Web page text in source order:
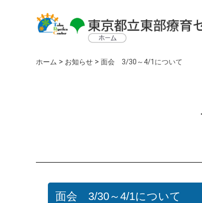
ホーム > お知らせ > 面会 3/30～4/1について
面会 3/30～4/1について